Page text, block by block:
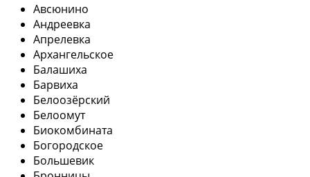
Авсюнино
Андреевка
Апрелевка
Архангельское
Балашиха
Барвиха
Белоозёрский
Белоомут
Биокомбината
Богородское
Большевик